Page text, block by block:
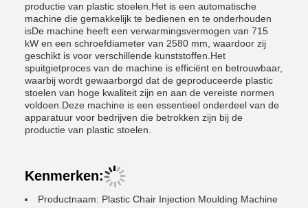
productie van plastic stoelen.Het is een automatische
machine die gemakkelijk te bedienen en te onderhouden
isDe machine heeft een verwarmingsvermogen van 7­15
kW en een schroefdiameter van 25­80 mm, waardoor zij
geschikt is voor verschillende kunststoffen.Het
spuitgietproces van de machine is efficiënt en betrouwbaar,
waarbij wordt gewaarborgd dat de geproduceerde plastic
stoelen van hoge kwaliteit zijn en aan de vereiste normen
voldoen.Deze machine is een essentieel onderdeel van de
apparatuur voor bedrijven die betrokken zijn bij de
productie van plastic stoelen.
Kenmerken:
Productnaam: Plastic Chair Injection Moulding Machine